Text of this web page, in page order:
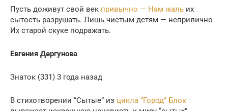
Пусть доживут свой век привычно — Нам жаль их
сытость разрушать. Лишь чистым детям — неприлично
Их старой скуке подражать.
Евгения Дергунова
Знаток (331) 3 года назад
В стихотворении “Сытые” из цикла “Город” Блок